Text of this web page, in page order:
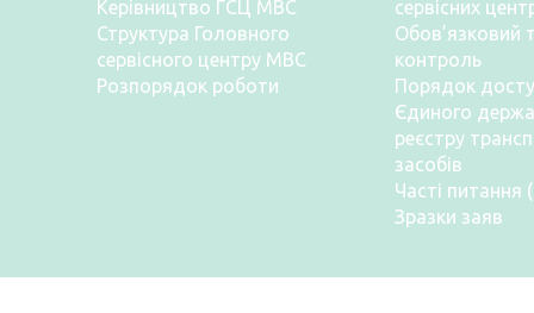
Керівництво ГСЦ МВС
Структура Головного
сервісного центру МВС
Розпорядок роботи
сервісних
Обов’язковий
контроль
Порядок
Єдиного
реєстру
засобів
Часті питання
Зразки заяв